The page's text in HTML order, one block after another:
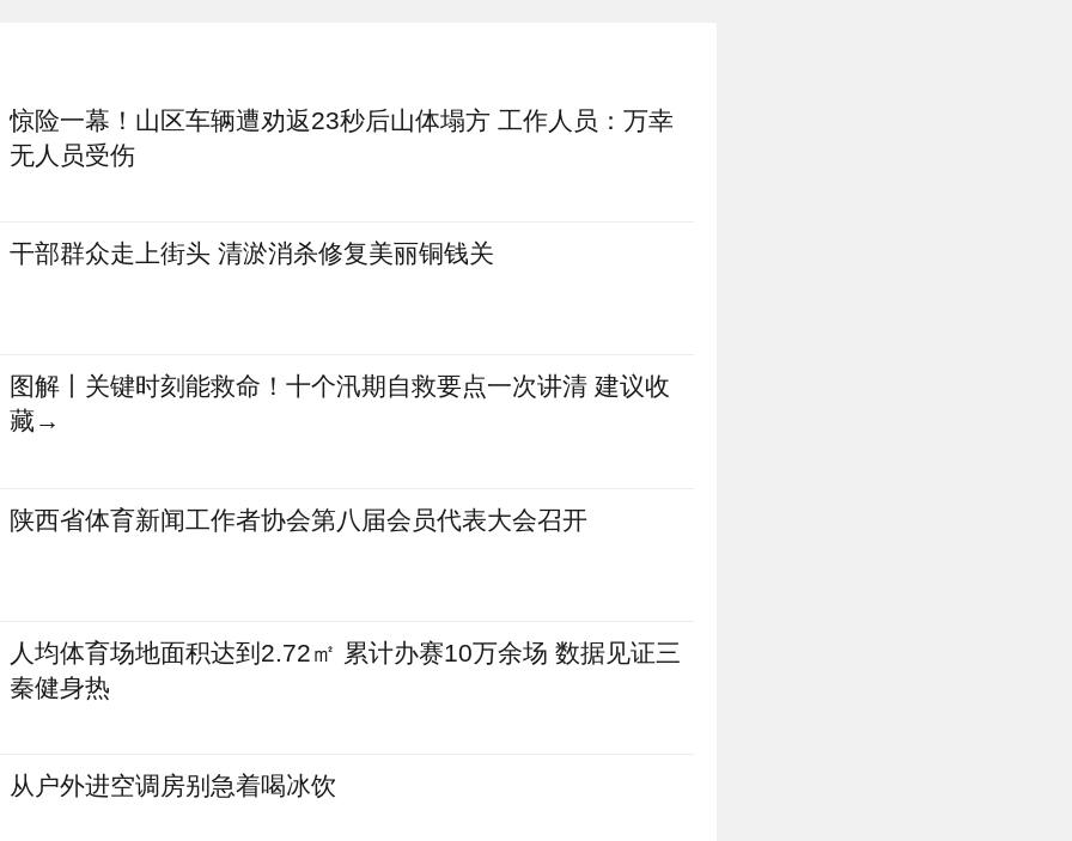
惊险一幕！山区车辆遭劝返23秒后山体塌方 工作人员：万幸
无人员受伤
干部群众走上街头 清淤消杀修复美丽铜钱关
图解丨关键时刻能救命！十个汛期自救要点一次讲清 建议收
藏→
陕西省体育新闻工作者协会第八届会员代表大会召开
人均体育场地面积达到2.72㎡ 累计办赛10万余场 数据见证三
秦健身热
从户外进空调房别急着喝冰饮